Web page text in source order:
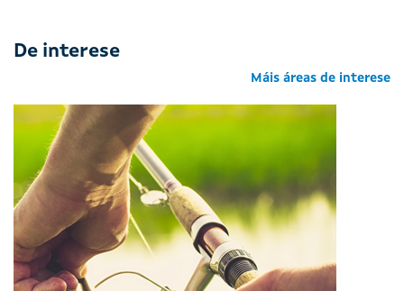
De interese
Máis áreas de interese